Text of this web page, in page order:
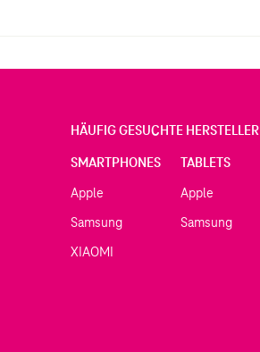
HÄUFIG GESUCHTE HERSTELLER
SMARTPHONES
Apple
Samsung
XIAOMI
TABLETS
Apple
Samsung